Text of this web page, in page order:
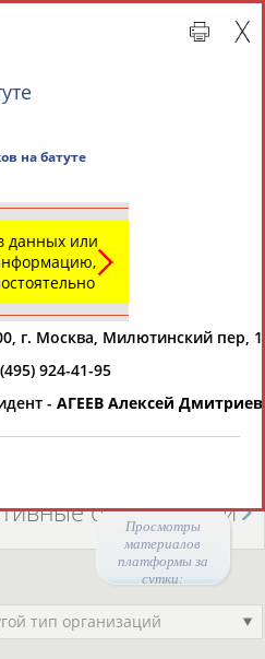
Просмотры
материалов
платформы за
сутки:
организации
организации
тип организаций
прыжков на батуте
данных или
г. Москва, Милютинский пер,
924-41-95
- АГЕЕВ Алексей